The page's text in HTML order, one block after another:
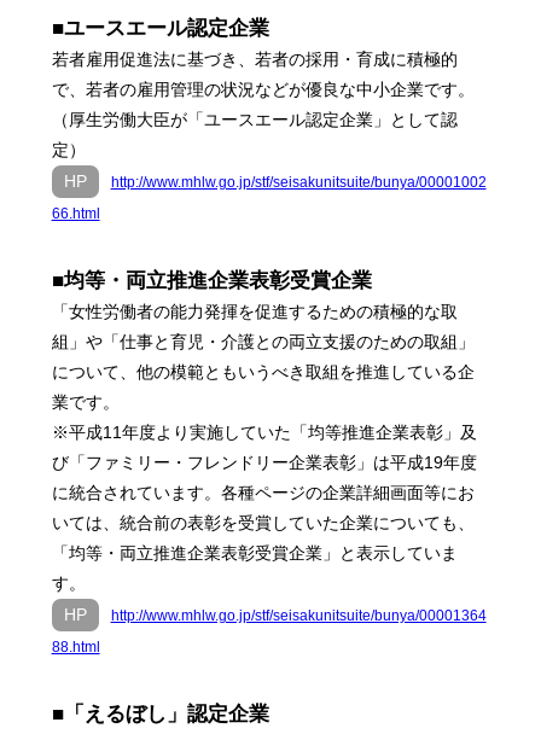
■ユースエール認定企業
若者雇用促進法に基づき、若者の採用・育成に積極的
で、若者の雇用管理の状況などが優良な中小企業です。
（厚生労働大臣が「ユースエール認定企業」として認
定）
HP
http://www.mhlw.go.jp/stf/seisakunitsuite/bunya/00001002
66.html
■均等・両立推進企業表彰受賞企業
「女性労働者の能力発揮を促進するための積極的な取
組」や「仕事と育児・介護との両立支援のための取組」
について、他の模範ともいうべき取組を推進している企
業です。
※平成11年度より実施していた「均等推進企業表彰」及
び「ファミリー・フレンドリー企業表彰」は平成19年度
に統合されています。各種ページの企業詳細画面等にお
いては、統合前の表彰を受賞していた企業についても、
「均等・両立推進企業表彰受賞企業」と表示していま
す。
HP
http://www.mhlw.go.jp/stf/seisakunitsuite/bunya/00001364
88.html
■「えるぼし」認定企業